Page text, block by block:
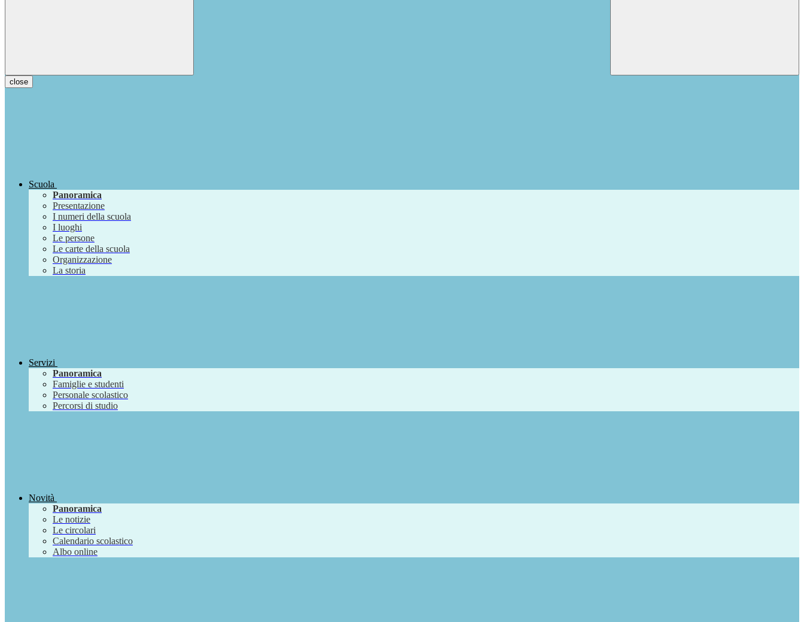
close
Scuola
Panoramica
Presentazione
I numeri della scuola
I luoghi
Le persone
Le carte della scuola
Organizzazione
La storia
Servizi
Panoramica
Famiglie e studenti
Personale scolastico
Percorsi di studio
Novità
Panoramica
Le notizie
Le circolari
Calendario scolastico
Albo online